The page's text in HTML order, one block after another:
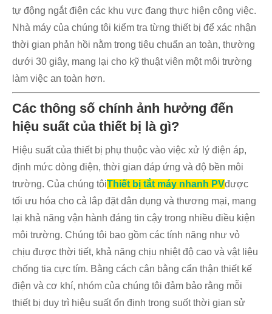
tự động ngắt điện các khu vực đang thực hiện công việc.
Nhà máy của chúng tôi kiểm tra từng thiết bị để xác nhận
thời gian phản hồi nằm trong tiêu chuẩn an toàn, thường
dưới 30 giây, mang lại cho kỹ thuật viên một môi trường
làm việc an toàn hơn.
Các thông số chính ảnh hưởng đến
hiệu suất của thiết bị là gì?
Hiệu suất của thiết bị phụ thuộc vào việc xử lý điện áp,
định mức dòng điện, thời gian đáp ứng và độ bền môi
trường. Của chúng tôiThiết bị tắt máy nhanh PVđược
tối ưu hóa cho cả lắp đặt dân dụng và thương mại, mang
lại khả năng vận hành đáng tin cậy trong nhiều điều kiện
môi trường. Chúng tôi bao gồm các tính năng như vỏ
chịu được thời tiết, khả năng chịu nhiệt độ cao và vật liệu
chống tia cực tím. Bằng cách cân bằng cẩn thận thiết kế
điện và cơ khí, nhóm của chúng tôi đảm bảo rằng mỗi
thiết bị duy trì hiệu suất ổn định trong suốt thời gian sử